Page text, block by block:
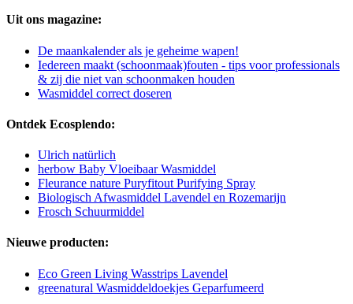
Uit ons magazine:
De maankalender als je geheime wapen!
Iedereen maakt (schoonmaak)fouten - tips voor professionals
& zij die niet van schoonmaken houden
Wasmiddel correct doseren
Ontdek Ecosplendo:
Ulrich natürlich
herbow Baby Vloeibaar Wasmiddel
Fleurance nature Puryfitout Purifying Spray
Biologisch Afwasmiddel Lavendel en Rozemarijn
Frosch Schuurmiddel
Nieuwe producten:
Eco Green Living Wasstrips Lavendel
greenatural Wasmiddeldoekjes Geparfumeerd